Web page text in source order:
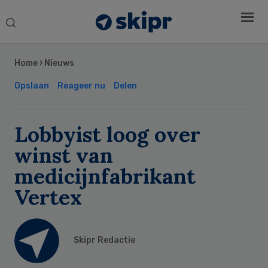
Search
Home › Nieuws
Opslaan Reageer nu Delen
Lobbyist loog over
winst van
medicijnfabrikant
Vertex
Skipr Redactie
Sidebar